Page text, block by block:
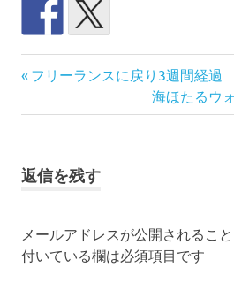
投
稿
ビ
ゲ
ー
前
記
フリーランスに戻り3週間経過
次
の
海ほたるウ
返信を残す
メールアドレスが公開されること
付いている欄は必須項目です